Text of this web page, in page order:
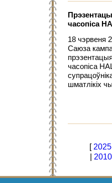
часопіса
18 чэрвеня
Саюза
прэзентацыя
часопіса
шматлікіх
[
|